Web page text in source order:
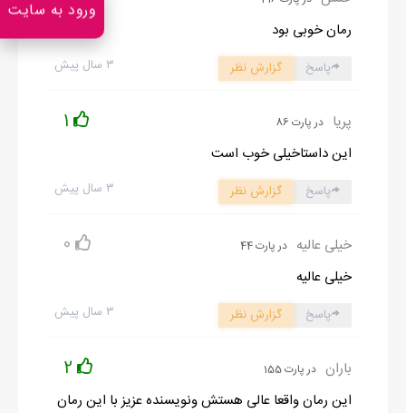
رمان خوبی بود
۳ سال پیش پاسخ گزارش نظر
پریا در پارت 86 1
این داستاخیلی خوب است
۳ سال پیش پاسخ گزارش نظر
خیلی عالیه در پارت 44 0
خیلی عالیه
۳ سال پیش پاسخ گزارش نظر
باران در پارت 155 2
این رمان واقعا عالی هستش ونویسنده عزیز با این رمان
ورود به سایت